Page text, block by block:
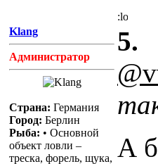
Klang
Администратор
Страна: Германия
Город: Берлин
Рыба: • Основной
объект ловли –
треска, форель, щука,
5.
А